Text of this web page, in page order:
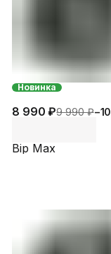
Новинка
8 990 ₽9 990 ₽−10
Bip Max